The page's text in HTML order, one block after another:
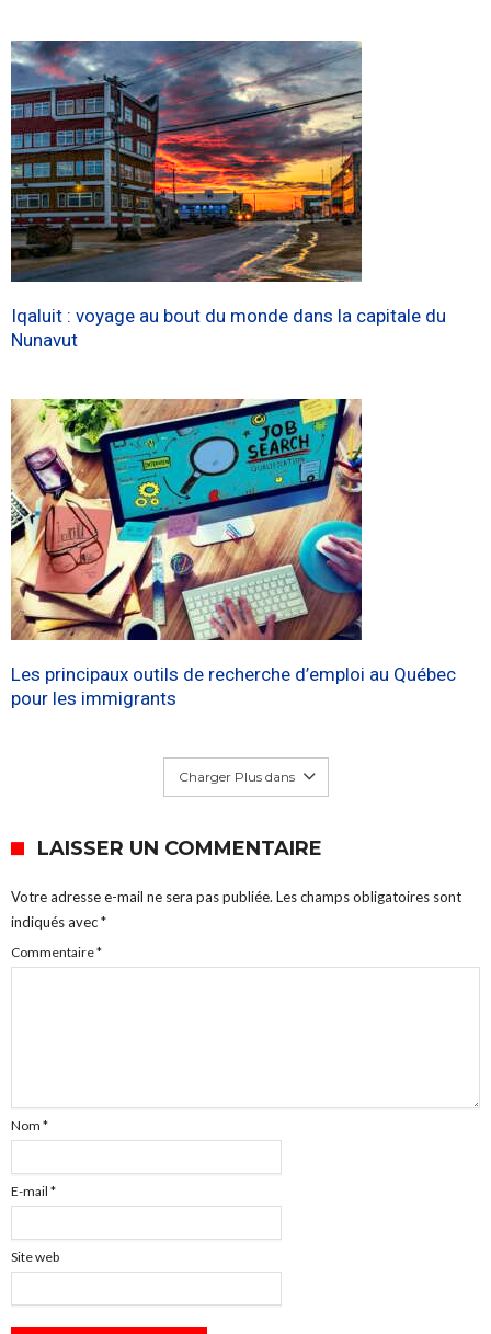
Iqaluit : voyage au bout du monde dans la capitale du
Nunavut
Les principaux outils de recherche d’emploi au Québec
pour les immigrants
Charger Plus dans
LAISSER UN COMMENTAIRE
Votre adresse e-mail ne sera pas publiée. Les champs obligatoires sont
indiqués avec*
Commentaire*
Nom *
E-mail *
Site web